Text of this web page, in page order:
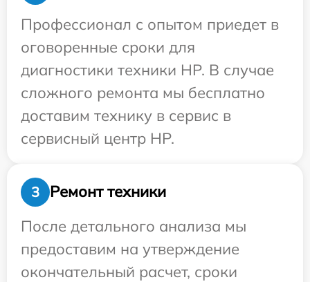
Профессионал с опытом приедет в
оговоренные сроки для
диагностики техники HP. В случае
сложного ремонта мы бесплатно
доставим технику в сервис в
сервисный центр HP.
3
Ремонт техники
После детального анализа мы
предоставим на утверждение
окончательный расчет, сроки